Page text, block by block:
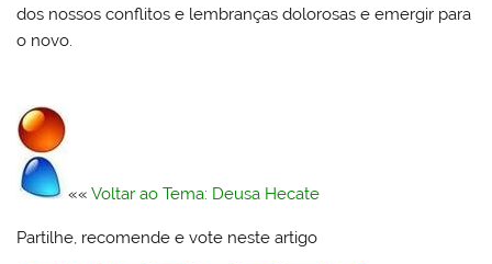
dos nossos conflitos e lembranças dolorosas e emergir para
o novo.
««Voltar ao Tema: Deusa Hecate
Partilhe, recomende e vote neste artigo